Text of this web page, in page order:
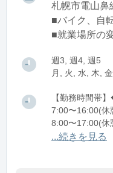
札幌市電山鼻
■バイク、自
■就業場所の
週3, 週4, 週5
月, 火, 水, 木,
【勤務時間帯
7:00〜16:00(休
8:00〜17:00(休
12:00〜21:00(
...続きを見る